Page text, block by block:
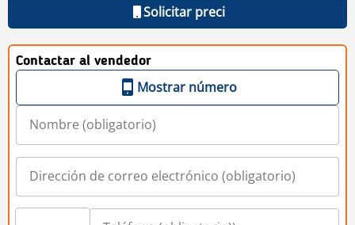
Solicitar preci
Contactar al vendedor
Mostrar número